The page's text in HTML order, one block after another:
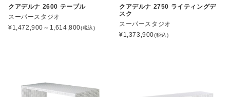
クアデルナ 2600 テーブル
スーパースタジオ
¥1,472,900～1,614,800(税込)
クアデルナ 2750 ライティングデ
スク
スーパースタジオ
¥1,373,900(税込)